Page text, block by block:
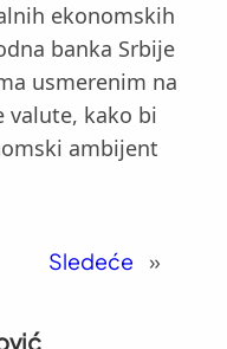
ekonomskih
banka Srbije
usmerenim na
valute, kako bi
ambijent
Sledeće »